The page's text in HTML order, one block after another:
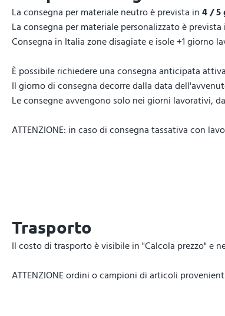
La consegna per materiale neutro è prevista in4 / 5
La consegna per materiale personalizzato è prevista
Consegna in Italia zone disagiate e isole +1 giorno
È possibile richiedere una consegna anticipata
Il giorno di consegna decorre dalla data
Le consegne avvengono solo nei giorni lavorativi,
ATTENZIONE: in caso di consegna tassativa con
Trasporto
Il costo di trasporto è visibile in "Calcola prezzo" e
ATTENZIONE ordini o campioni di articoli